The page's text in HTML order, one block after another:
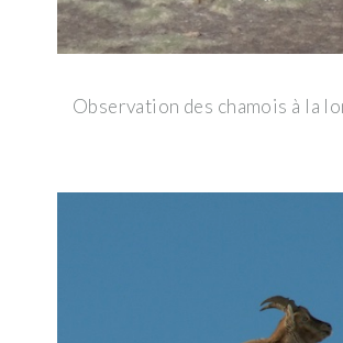
Observation des chamois à la